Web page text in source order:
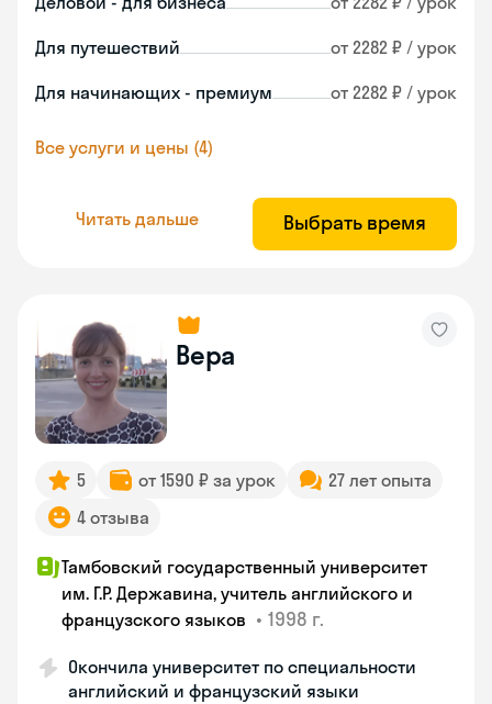
Для путешествий от 2282 ₽ / урок
Для начинающих - премиум от 2282 ₽ / урок
Все услуги и цены (4)
Читать дальше Выбрать время
Вера
5 от 1590 ₽ за урок
27 лет опыта
4 отзыва
Тамбовский государственный университет
им. Г.Р. Державина, учитель английского и
французского языков • 1998 г.
Окончила университет по специальности
английский и французский языки